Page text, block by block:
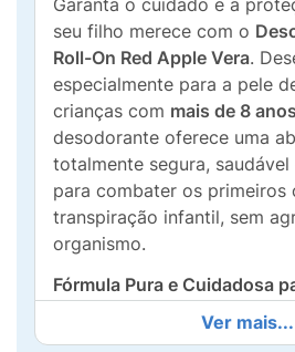
Garanta o cuidado e a
seu filho merece com o
Roll-On Red Apple Vera.
especialmente para a pele
crianças com mais de 8
desodorante oferece uma
totalmente segura,
para combater os primeiros
transpiração infantil, sem
organismo.
Fórmula Pura e Cuidadosa
O Red Apple Vera seVer mais...